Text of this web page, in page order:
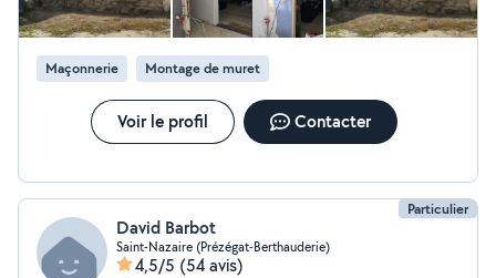
Maçonnerie Montage de muret
Voir le profil Contacter
Particulier
David Barbot
Saint-Nazaire (Prézégat-Berthauderie)
4,5/5 (54 avis)